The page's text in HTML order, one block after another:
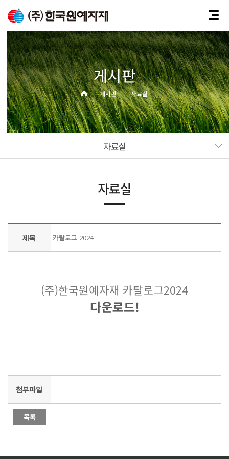
게시판
게시판 자료실
자료실
자료실
제목 카탈로그 2024
(주)한국원예자재 카탈로그2024
다운로드!
첨부파일